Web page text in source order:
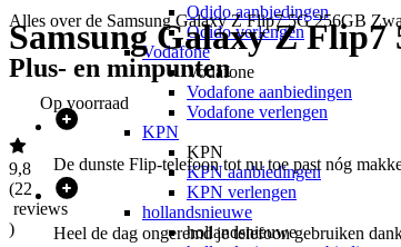
Odido aanbiedingen
Odido verlengen
Vodafone
Vodafone
Vodafone aanbiedingen
Vodafone verlengen
KPN
KPN
KPN aanbiedingen
KPN verlengen
hollandsnieuwe
hollandsnieuwe
Samsung Galaxy Z
Op voorraad
9,8
(22
reviews
)
Alles over de Samsung Galaxy Z Flip7 5G 256GB
Plus- en minpunten
De dunste Flip-telefoon tot nu toe past nóg
Heel de dag ongeremd je telefoon gebruiken